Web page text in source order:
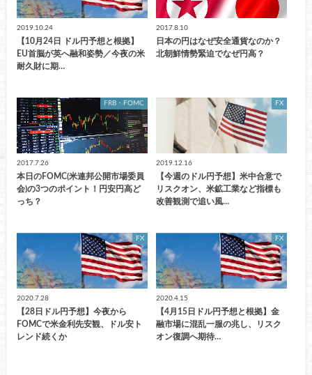
2019.10.24
【10月24日 ドル円予想と根拠】
EU首脳が英へ融和姿勢／今夜の米
耐久財に期…
2017.8.10
日本の円はなぜ安全通貨なのか？
北朝鮮情勢緊迫でなぜ円高？
FRB・FOMC
2017.7.26
本日のFOMC(米連邦公開市場委員
会)の3つのポイント！円安円高ど
っち？
FX
2019.12.16
【今週のドル円予想】米中合意で
リスクオン、米鉱工業など指標も
改善観測で追い風…
FX
2020.7.28
【28日ドル円予想】今夜から
FOMCで米金利先安観、ドル安ト
レンド続くか
FX
2020.4.15
【4月15日ドル円予想と根拠】金
融市場に混乱一服の兆し、リスク
オン復調へ期待…